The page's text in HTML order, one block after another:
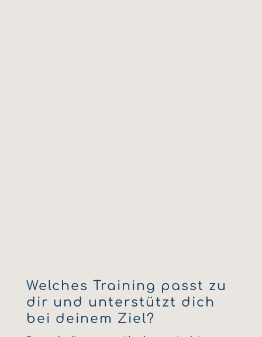
Welches Training passt zu
dir und unterstützt dich
bei deinem Ziel?